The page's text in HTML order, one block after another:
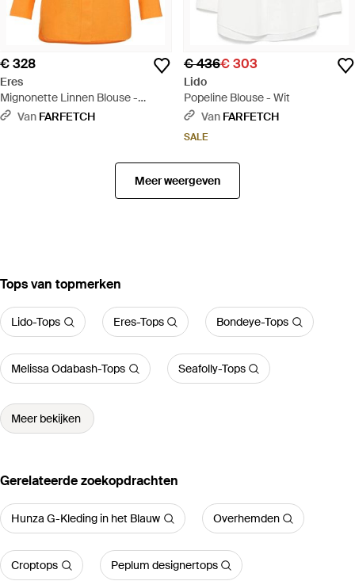
€ 328
Eres
Mignonette Linnen Blouse -
Oranje
Van FARFETCH
€ 436€ 303
Lido
Popeline Blouse - Wit
Van FARFETCH
SALE
Meer weergeven
‪Tops‬ van topmerken
Lido-Tops Eres-Tops Bondeye-Tops
Melissa Odabash-Tops Seafolly-Tops
Meer bekijken
Gerelateerde zoekopdrachten
Hunza G-Kleding in het Blauw Overhemden
Croptops Peplum designertops